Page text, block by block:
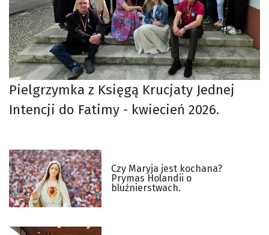
Pielgrzymka z Księgą Krucjaty Jednej
Intencji do Fatimy - kwiecień 2026.
Czy Maryja jest kochana?
Prymas Holandii o
bluźnierstwach.